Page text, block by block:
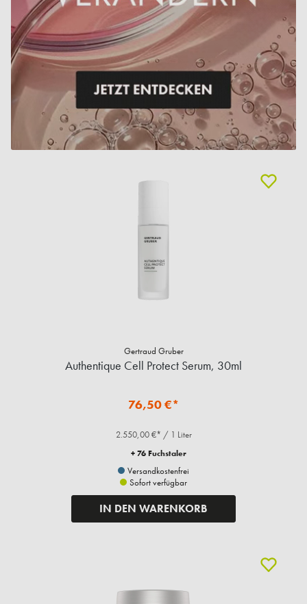
Gertraud Gruber
Authentique Cell Protect Serum, 30ml
76,50 €*
2.550,00 €* / 1 Liter
+ 76 Fuchstaler
Versandkostenfrei
Sofort verfügbar
IN DEN WARENKORB